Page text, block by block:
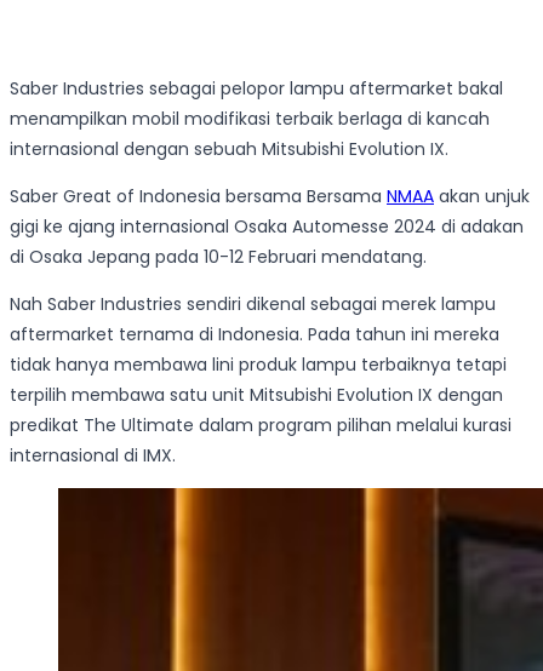
Saber Industries sebagai pelopor lampu aftermarket bakal
menampilkan mobil modifikasi terbaik berlaga di kancah
internasional dengan sebuah Mitsubishi Evolution IX.
Saber Great of Indonesia bersama Bersama NMAA akan unjuk
gigi ke ajang internasional Osaka Automesse 2024 di adakan
di Osaka Jepang pada 10-12 Februari mendatang.
Nah Saber Industries sendiri dikenal sebagai merek lampu
aftermarket ternama di Indonesia. Pada tahun ini mereka
tidak hanya membawa lini produk lampu terbaiknya tetapi
terpilih membawa satu unit Mitsubishi Evolution IX dengan
predikat The Ultimate dalam program pilihan melalui kurasi
internasional di IMX.